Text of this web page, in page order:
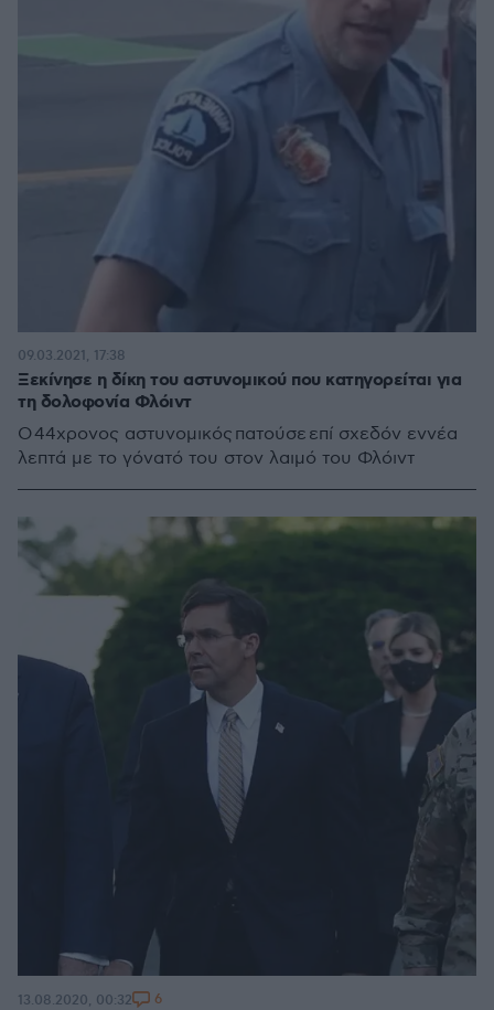
Ξεκίνησε η δίκη του αστυνομικού που κατηγορείται για
τη δολοφονία Φλόιντ
Ο 44χρονος αστυνομικός πατούσε επί σχεδόν εννέα
λεπτά με το γόνατό του στον λαιμό του Φλόιντ
09.03.2021, 17:38
13.08.2020, 00:32 6